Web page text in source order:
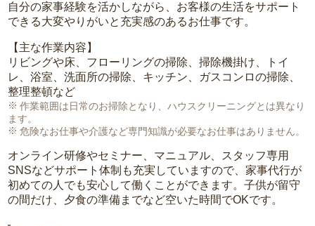
自分の家事経験を活かしながら、お客様の生活をサポート
できる大変やりがいと充実感のあるお仕事です。
【主な作業内容】
リビングや床、フローリングの掃除、掃除機掛け、トイ
レ、浴室、洗面所の掃除、キッチン、ガスコンロの掃除、
整理整頓など
作業範囲は日常のお掃除となり、ハウスクリーニングとは異なり
ます。
危険なお仕事や介護など専門知識が必要なお仕事はありません。
オンライン研修やセミナー、マニュアル、スタッフ専用
SNSなどサポート体制も充実していますので、家事代行が
初めての人でも安心して働くことができます。子供が留守
の間だけ、夕食の準備までなど空いた時間でOKです。